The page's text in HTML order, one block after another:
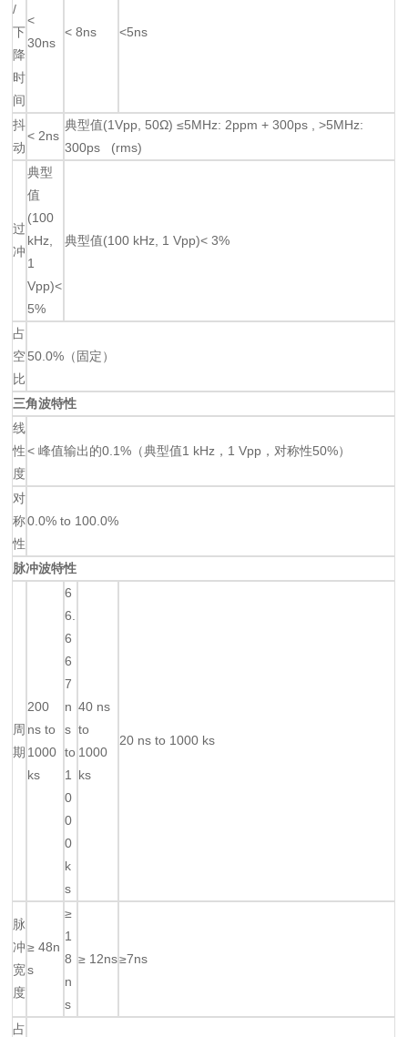
/
下
降
时
间
<
30ns
< 8ns <5ns
抖
动
< 2ns
典型值(1Vpp, 50Ω) ≤5MHz: 2ppm + 300ps , >5MHz:
300ps (rms)
过
冲
典型
值
(100
kHz,
1
Vpp)<
5%
典型值(100 kHz, 1 Vpp)< 3%
占
空
比
50.0%（固定）
三角波特性
线
性
度
< 峰值输出的0.1%（典型值1 kHz，1 Vpp，对称性50%）
对
称
性
0.0% to 100.0%
脉冲波特性
周
期
200
ns to
1000
ks
6
6.
6
6
7
n
s
to
1
0
0
0
k
s
40 ns
to
1000
ks
20 ns to 1000 ks
脉
冲
宽
度
≥ 48n
s
≥
1
8
n
s
≥ 12ns≥7ns
占